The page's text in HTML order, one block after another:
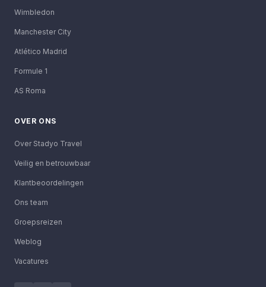
Wimbledon
Manchester City
Atlético Madrid
Formule 1
AS Roma
OVER ONS
Over Stadyo Travel
Veilig en betrouwbaar
Klantbeoordelingen
Ons team
Groepsreizen
Weblog
Vacatures